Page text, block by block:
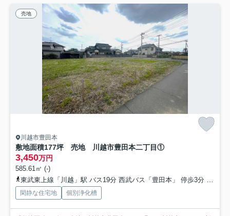
売地
川越市豊田本
敷地面積177坪 売地 川越市豊田本二丁目①
3,450万円
585.61㎡ (-)
東武東上線「川越」駅 バス19分 西武バス「豊田本」 停歩3分
閑静な住宅地 個別浄化槽